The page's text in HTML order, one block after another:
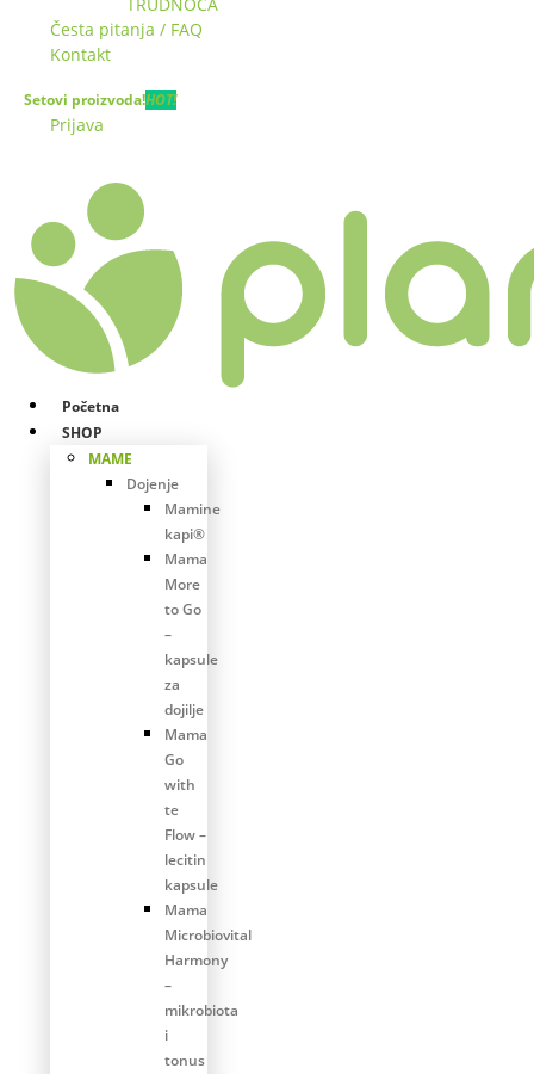
Česta pitanja / FAQ
Kontakt
Setovi proizvoda!HOT!
Prijava
Početna
SHOP
MAME
Dojenje
Mamine
kapi®
Mama
More
to Go
–
kapsule
za
dojilje
Mama
Go
with
te
Flow –
lecitin
kapsule
Mama
Microbiovital
Harmony
–
mikrobiota
i
tonus